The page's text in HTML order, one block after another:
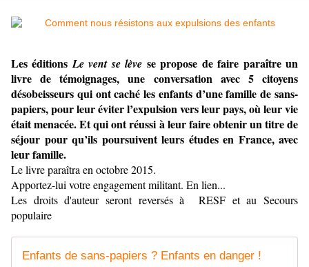
Les éditionsLe vent se lève se propose de faire paraître un
livre de témoignages, une conversation avec 5 citoyens
désobeisseurs qui ont caché les enfants d’une famille de sans-
papiers, pour leur éviter l’expulsion vers leur pays, où leur vie
était menacée.Et qui ont réussi à leur faire obtenir un titre de
séjour pour qu’ils poursuivent leurs études en France, avec
leur famille.
Le livre paraîtra en octobre 2015.
Apportez-lui votre engagement militant. En lien...
Les droits d'auteur seront reversés à RESF et au Secours
populaire
Enfants de sans-papiers ? Enfants en danger !